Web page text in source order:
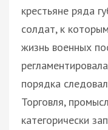
крестьяне ряда
солдат, к
жизнь военных
порядка
Торговля,
категорически